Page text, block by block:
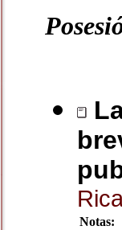
Notas: